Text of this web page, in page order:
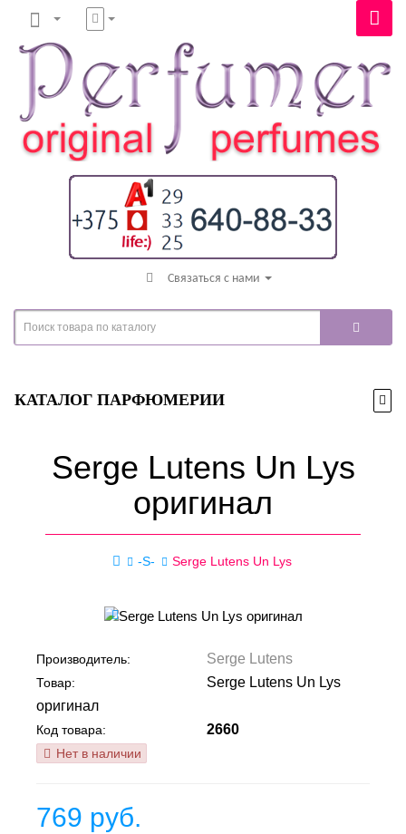
Связаться с нами
КАТАЛОГ ПАРФЮМЕРИИ
Serge Lutens Un Lys
оригинал
-S- Serge Lutens Un Lys
Производитель: Serge Lutens
Товар:
Serge Lutens Un Lys
оригинал
Код товара: 2660
Нет в наличии
769 руб.